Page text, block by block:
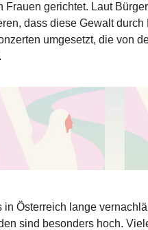
Frauen gerichtet. Laut
dass diese Gewalt durch
umgesetzt, die von
Österreich lange
sind besonders hoch.